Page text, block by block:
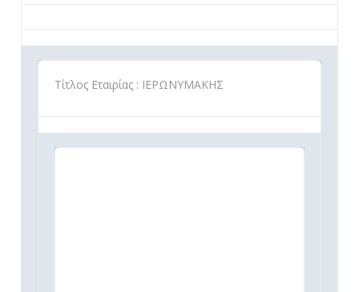
Τίτλος Εταιρίας : ΙΕΡΩΝΥΜΑΚΗΣ